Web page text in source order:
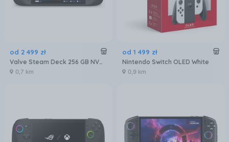
od 2 499 zł
Valve Steam Deck 256 GB NVMe
0,7 km
od 1 499 zł
Nintendo Switch OLED White
0,9 km